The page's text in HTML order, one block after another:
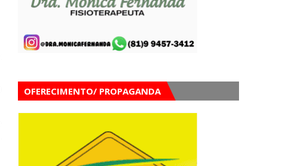
OFERECIMENTO/ PROPAGANDA